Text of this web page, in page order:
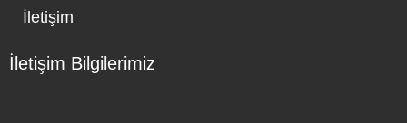
İletişim
İletişim Bilgilerimiz